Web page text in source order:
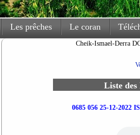
Les prêches Le coran
Cheik-Ismael-Derra
Liste des
0685 056 25-12-2022